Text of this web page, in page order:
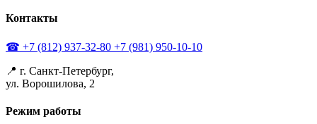
Контакты
☎ +7 (812) 937-32-80 +7 (981) 950-10-10
📍 г. Санкт-Петербург,
ул. Ворошилова, 2
Режим работы